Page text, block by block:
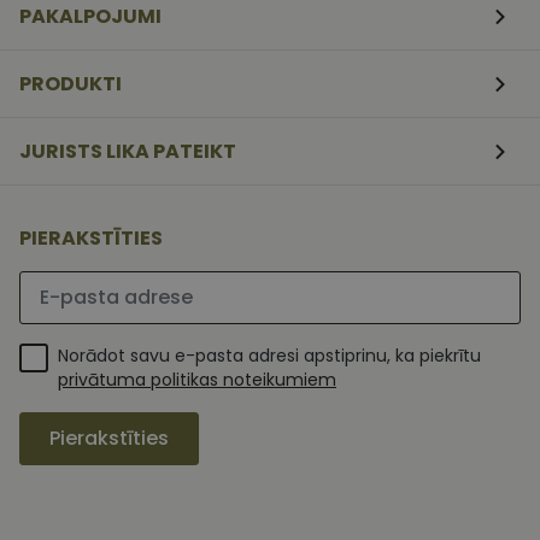
PAKALPOJUMI
PRODUKTI
JURISTS LIKA PATEIKT
PIERAKSTĪTIES
Lūdzu ievadiet e-pasta adresi
Norādot savu e-pasta adresi apstiprinu, ka piekrītu
privātuma politikas noteikumiem
Pierakstīties
serviss, lai
atcerētos
piekrišanas
Script.com
sīkfailu